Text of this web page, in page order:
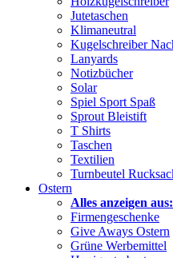
Jutetaschen
Klimaneutral
Kugelschreiber
Lanyards
Notizbücher
Solar
Spiel Sport Spaß
Sprout Bleistift
T Shirts
Taschen
Textilien
Turnbeutel
Ostern
Alles anzeigen aus:
Firmengeschenke
Give Aways Ostern
Grüne Werbemittel